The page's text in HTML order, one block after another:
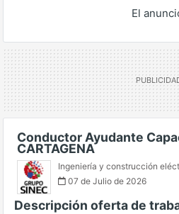
El
Conductor Ayudante
CARTAGENA
Ingeniería y construcción
07 de Julio de 2026
Descripción oferta de